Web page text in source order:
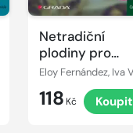
Netradiční
plodiny pro
diabetiky
118 Kč Koupit